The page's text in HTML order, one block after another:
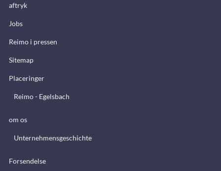
aftryk
Jobs
Reimo i pressen
Sitemap
Placeringer
Reimo - Egelsbach
om os
Unternehmensgeschichte
Forsendelse